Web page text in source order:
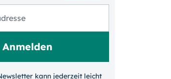
kann jeder­zeit leicht